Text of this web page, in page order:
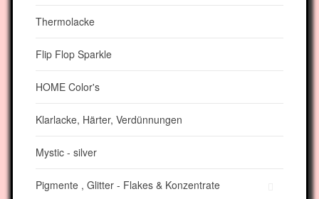
Thermolacke
Flip Flop Sparkle
HOME Color's
Klarlacke, Härter, Verdünnungen
Mystic - silver
Pigmente , Glitter - Flakes & Konzentrate